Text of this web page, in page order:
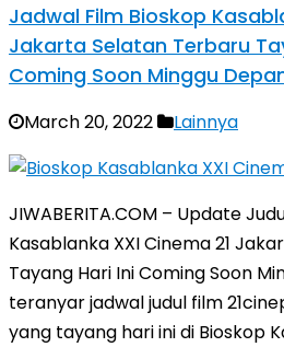
Jadwal Film Bioskop
Jakarta Selatan Terbaru
Coming Soon Minggu
March 20, 2022 Lainnya
JIWABERITA.COM – Update
Kasablanka XXI Cinema 21
Tayang Hari Ini Coming Soon
teranyar jadwal judul film
yang tayang hari ini di Bioskop